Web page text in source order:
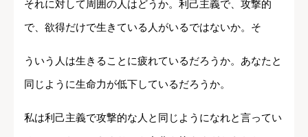
それに対して周囲の人はどうか。利己主義で、攻撃的
で、欲得だけで生きている人がいるではないか。そ
ういう人は生きることに疲れているだろうか。あなたと
同じように生命力が低下しているだろうか。
私は利己主義で攻撃的な人と同じようになれと言ってい